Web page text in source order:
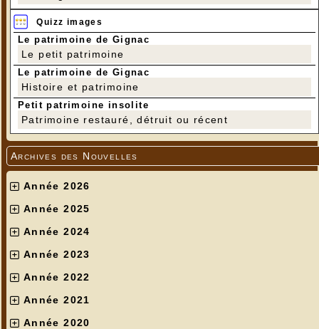
Quizz images
Le patrimoine de Gignac
Le petit patrimoine
Le patrimoine de Gignac
Histoire et patrimoine
Petit patrimoine insolite
Patrimoine restauré, détruit ou récent
Archives des Nouvelles
Année 2026
Année 2025
Année 2024
Année 2023
Année 2022
Année 2021
Année 2020